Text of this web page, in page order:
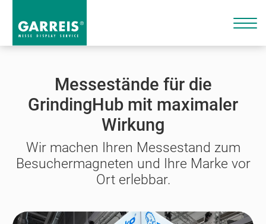
Messestände für die
GrindingHub mit maximaler
Wirkung
Wir machen Ihren Messestand zum
Besuchermagneten und Ihre Marke vor
Ort erlebbar.